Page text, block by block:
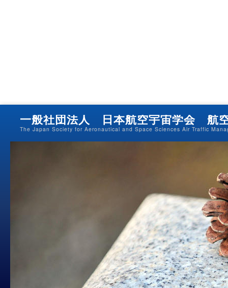
一般社団法人 日本航空宇宙学会 航
The Japan Society for Aeronautical and Space Sciences Air Traffic